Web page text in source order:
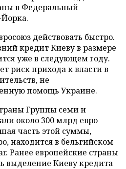
в Федеральный
действовать быстро.
кредит Киеву в размере
уже в следующем году.
риск прихода к власти в
не
помощь Украине.
Группы семи и
около 300 млрд евро
часть этой суммы,
находится в бельгийском
Ранее европейские страны
выделение Киеву кредита